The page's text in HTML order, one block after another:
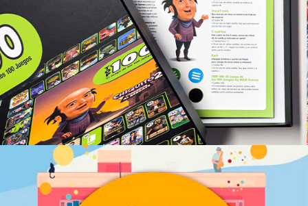
MGA Games – TOP 100
Estratègia de marketing i branding